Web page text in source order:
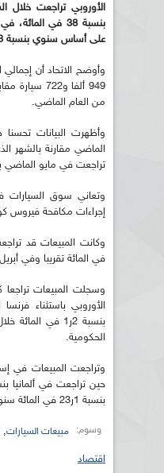
الأوروبي تراجعت خلال
بنسبة 38 في
على أساس سنوي بنسبة 3ر22 في المائة.
وأوضح الاتحاد أن
من العام الماضي.
وأظهرت البيانات
الماضي مقارنة بالشهر
تراجعت في مايو الماضي بنسبة 3ر52
وتعاني سوق السيارات
إجراءات مكافحة فيروس
في المائة تقريبا وفي أبريل بنسبة 75
وسجلت المبيعات تراجعا
الأوروبي باستثناء
بنسبة 2ر1 في
الحكومية.
بنسبة 1ر23 في المائة سنويا خلال الشهر الماضي.
وسوم: مبيعات السيارات,
اقتصاد